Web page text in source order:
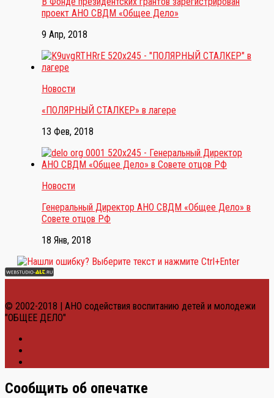
проект АНО СВДМ «Общее Дело»
9 Апр, 2018
Новости
«ПОЛЯРНЫЙ СТАЛКЕР» в лагере
13 Фев, 2018
Новости
Генеральный Директор АНО СВДМ «Общее Дело» в
Совете отцов РФ
18 Янв, 2018
© 2002-2018 | АНО содействия воспитанию детей и молодежи
"ОБЩЕЕ ДЕЛО"
Сообщить об опечатке